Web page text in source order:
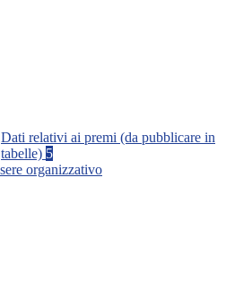
Dati relativi ai premi (da pubblicare in
tabelle) 5
organizzativo